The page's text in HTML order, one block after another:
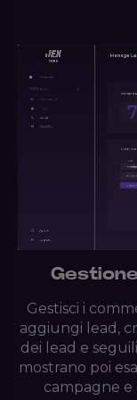
Gestisci i
aggiungi lead,
dei lead e
mostrano poi
campagne